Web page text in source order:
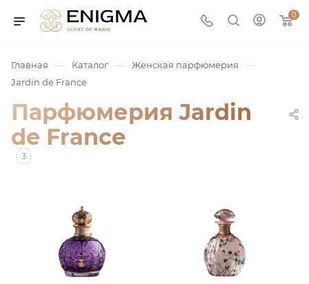
0
Главная — Каталог — Женская парфюмерия —
Jardin de France
Парфюмерия Jardin
de France
3